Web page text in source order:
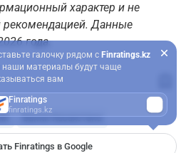
характер и не
рекомендацией. Данные
года.
Банки Казахстана
Finratings в Google
галочку рядом с Finratings.kz
наши материалы будут чаще
вам
Finratings
finratings.kz